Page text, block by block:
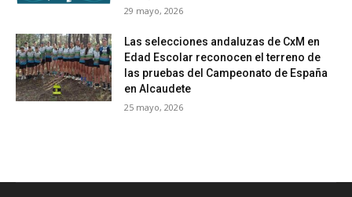
29 mayo, 2026
Las selecciones andaluzas de CxM en
Edad Escolar reconocen el terreno de
las pruebas del Campeonato de España
en Alcaudete
25 mayo, 2026